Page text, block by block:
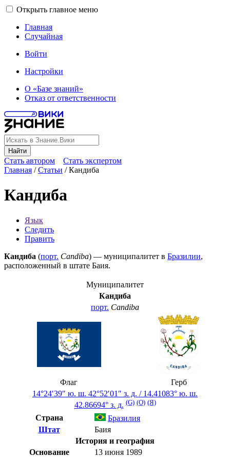
Открыть главное меню
Главная
Случайная
Войти
Настройки
О «Базе знаний»
Отказ от ответственности
Найти
Стать автором
Стать экспертом
Главная /Статьи /Кандиба
Кандиба
Язык
Следить
Править
Кандиба (порт. Candiba) — муниципалитет в Бразилии,
расположенный в штате Баия.
Муниципалитет
Кандиба
порт. Candiba
Флаг
Герб
14°24′39″ ю. ш. 42°52′01″ з. д. / 14.41083° ю. ш.
42.86694° з. д. (G) (O) (Я)
Страна
Бразилия
Штат
Баия
История и география
Основание
13 июня 1989